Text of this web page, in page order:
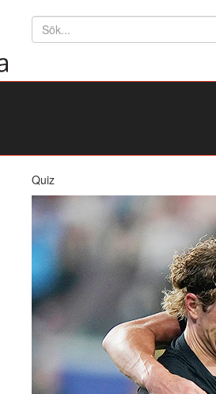
Söktext
Quiz